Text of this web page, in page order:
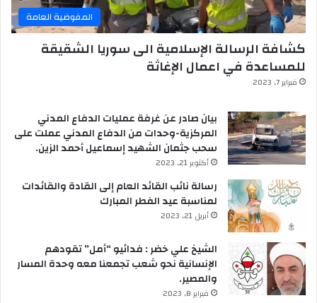
المفوضية العامة
كشافة الرسالة الإسلامية الى سوريا الشقيقة
للمساعدة في اعمال الإغاثة
فبراير 7, 2023
بيان صادر عن غرفة عمليات الدفاع المدني
المركزية-وحدات من الدفاع المدني عملت على
سحب جثمان الشهيد إسماعيل أحمد الزين.
أكتوبر 21, 2023
رسالة نائب القائد العام إلى القادة والقائدات
لمناسبة عيد الفطر المبارك
أبريل 21, 2023
الشيخ علي خضر : فدائيو “أمل” تقودهم
الإنسانية نحو شعب تجمعنا معه وحدة المسار
والمصير.
فبراير 8, 2023